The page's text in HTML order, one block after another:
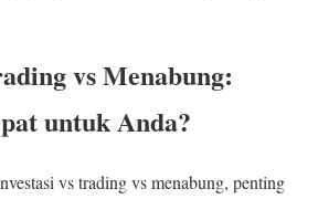
vs Menabung:
untuk Anda?
vs trading vs menabung, penting